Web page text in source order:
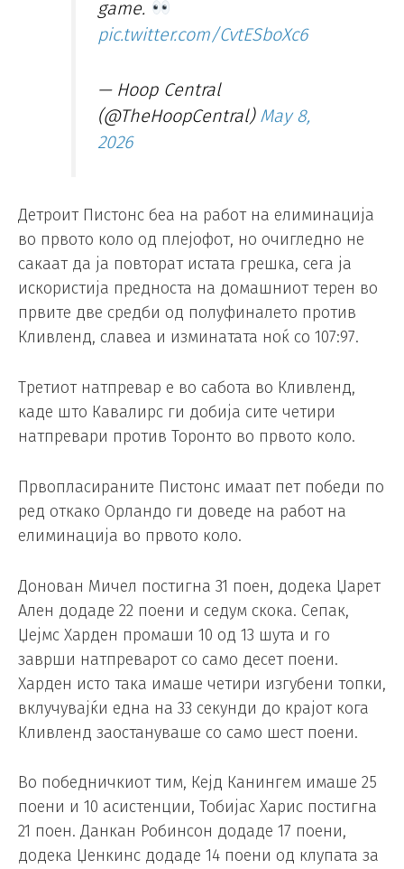
game.
pic.twitter.com/CvtESboXc6
— Hoop Central
(@TheHoopCentral) May 8,
2026
Детроит Пистонс беа на работ на елиминација
во првото коло од плејофот, но очигледно не
сакаат да ја повторат истата грешка, сега ја
искористија предноста на домашниот терен во
првите две средби од полуфиналето против
Кливленд, славеа и изминатата ноќ со 107:97.
Третиот натпревар е во сабота во Кливленд,
каде што Кавалирс ги добија сите четири
натпревари против Торонто во првото коло.
Првопласираните Пистонс имаат пет победи по
ред откако Орландо ги доведе на работ на
елиминација во првото коло.
Донован Мичел постигна 31 поен, додека Џарет
Ален додаде 22 поени и седум скока. Сепак,
Џејмс Харден промаши 10 од 13 шута и го
заврши натпреварот со само десет поени.
Харден исто така имаше четири изгубени топки,
вклучувајќи една на 33 секунди до крајот кога
Кливленд заостануваше со само шест поени.
Во победничкиот тим, Кејд Канингем имаше 25
поени и 10 асистенции, Тобијас Харис постигна
21 поен. Данкан Робинсон додаде 17 поени,
додека Џенкинс додаде 14 поени од клупата за